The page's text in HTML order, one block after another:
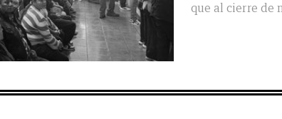
que al cierre de